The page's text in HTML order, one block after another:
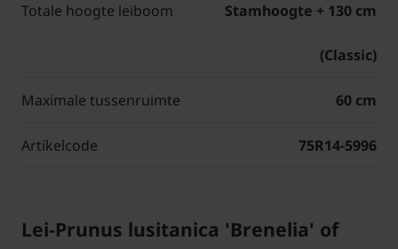
Totale hoogte leiboom Stamhoogte + 130 cm
(Classic)
Maximale tussenruimte 60 cm
Artikelcode 75R14-5996
Lei-Prunus lusitanica 'Brenelia' of